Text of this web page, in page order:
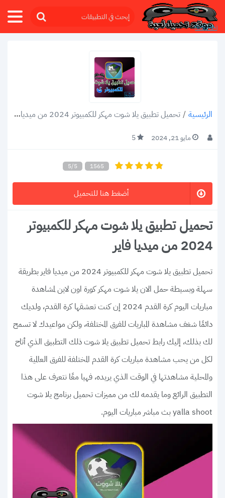
الرئيسية / تحميل تطبيق يلا شوت مهكر للكمبيوتر 2024 من ميديا فاير
مايو 21, 2024 5
5/5 1565
أضغط هنا للتحميل
تحميل تطبيق يلا شوت مهكر للكمبيوتر
2024 من ميديا فاير
تحميل تطبيق يلا شوت مهكر للكمبيوتر 2024 من ميديا فاير بطريقة
سهلة وبسيطة حمل الان يلا شوت مهكر كورة اون لاين لمشاهدة
مباريات اليوم كرة القدم 2024 إن كنت تعشقها كرة القدم، ولديك
دائمًا شغف مشاهدة المباريات للفرق المختلفة، ولكن مواعيدك لا تسمح
لك بذلك، إليك رابط تحميل تطبيق يلا شوت ذلك التطبيق الذي أتاح
لكل من يحب مشاهدة مباريات كرة القدم المختلفة للفرق العالمية
والمحلية مشاهدتها في الوقت الذي يريده، فهيا معًا نتعرف على هذا
التطبيق الرائع وما يقدمه لك من مميزات تحميل برنامج يلا شوت
yalla shoot بث مباشر مباريات اليوم.